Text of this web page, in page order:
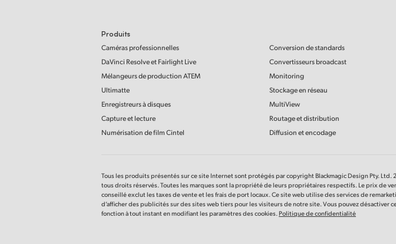
Produits
Caméras professionnelles
DaVinci Resolveet Fairlight Live
Mélangeurs de production ATEM
Ultimatte
Enregistreurs à disques
Capture et lecture
Numérisation de film Cintel
Conversion de standards
Convertisseurs broadcast
Monitoring
Stockage en réseau
MultiView
Routage et distribution
Diffusion et encodage
Tous les produits présentés sur ce site Internet sont protégés par copyright Blackmagic Design Pty. Ltd.
tous droits réservés. Toutes les marques sont la propriété de leurs propriétaires respectifs. Le prix de
conseillé exclut les taxes de vente et les frais de port locaux. Ce site web utilise des services de
d’afficher des publicités sur des sites web tiers pour les visiteurs de notre site. Vous pouvez désactiver
fonction à tout instant en modifiant les paramètres des cookies.Politique de confidentialité